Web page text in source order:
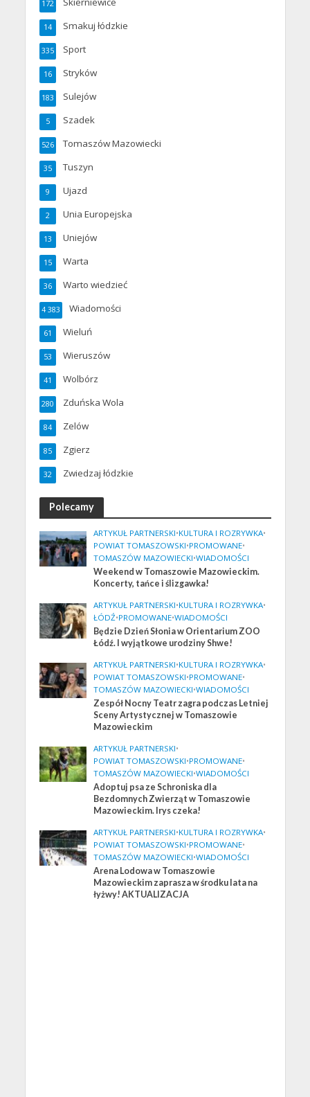
172
Smakuj łódzkie
14
Sport
335
Stryków
16
Sulejów
183
Szadek
5
Tomaszów Mazowiecki
526
Tuszyn
35
Ujazd
9
Unia Europejska
2
Uniejów
13
Warta
15
Warto wiedzieć
36
Wiadomości
4 383
Wieluń
61
Wieruszów
53
Wolbórz
41
Zduńska Wola
280
Zelów
84
Zgierz
85
Zwiedzaj łódzkie
32
Polecamy
ARTYKUŁ PARTNERSKI•KULTURA I ROZRYWKA•
POWIAT TOMASZOWSKI•PROMOWANE•
TOMASZÓW MAZOWIECKI•WIADOMOŚCI
Weekend w Tomaszowie Mazowieckim.
Koncerty, tańce i ślizgawka!
ARTYKUŁ PARTNERSKI•KULTURA I ROZRYWKA•
ŁÓDŹ•PROMOWANE•WIADOMOŚCI
Będzie Dzień Słonia w Orientarium ZOO
Łódź. I wyjątkowe urodziny Shwe!
ARTYKUŁ PARTNERSKI•KULTURA I ROZRYWKA•
POWIAT TOMASZOWSKI•PROMOWANE•
TOMASZÓW MAZOWIECKI•WIADOMOŚCI
Zespół Nocny Teatr zagra podczas Letniej
Sceny Artystycznej w Tomaszowie
Mazowieckim
ARTYKUŁ PARTNERSKI•
POWIAT TOMASZOWSKI•PROMOWANE•
TOMASZÓW MAZOWIECKI•WIADOMOŚCI
Adoptuj psa ze Schroniska dla
Bezdomnych Zwierząt w Tomaszowie
Mazowieckim. Irys czeka!
ARTYKUŁ PARTNERSKI•KULTURA I ROZRYWKA•
POWIAT TOMASZOWSKI•PROMOWANE•
TOMASZÓW MAZOWIECKI•WIADOMOŚCI
Arena Lodowa w Tomaszowie
Mazowieckim zaprasza w środku lata na
łyżwy! AKTUALIZACJA